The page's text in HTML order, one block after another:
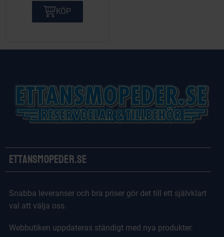
KÖP
Ettansmopeder.se
Snabba leveranser och bra priser gör det till ett självklart
val att välja oss.
Webbutiken uppdateras ständigt med nya produkter.